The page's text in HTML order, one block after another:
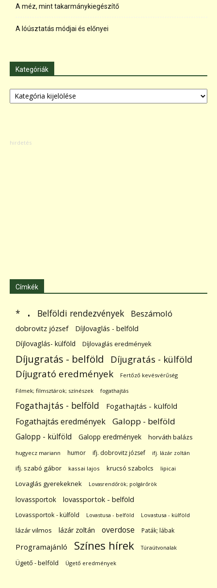
A méz, mint takarmánykiegészítő
A lóúsztatás módjai és előnyei
Kategóriák
Kategóriák
Címkék
* . Belföldi rendezvények Beszámoló
dobrovitz józsef
Díjlovaglás - belföld
Díjlovaglás- külföld
Díjlovaglás eredmények
Díjugratás - belföld Díjugratás - külföld
Díjugrató eredmények Fertőző kevésvérűség
Filmek; filmsztárok; színészek fogathajtás
Fogathajtás - belföld Fogathajtás - külföld
Fogathajtás eredmények Galopp - belföld
Galopp - külföld Galopp eredmények horváth balázs
hugyecz mariann humor ifj. dobrovitz józsef ifj. lázár zoltán
ifj. szabó gábor kassai lajos krucsó szabolcs lipicai
Lovaglás gyerekeknek Lovasrendőrök; polgárőrök
lovassportok lovassportok - belföld
Lovassportok - külföld Lovastusa - belföld Lovastusa - külföld
lázár vilmos lázár zoltán overdose Paták; lábak
Programajánló Színes hírek Túraútvonalak
Ügető - belföld Ügető eredmények